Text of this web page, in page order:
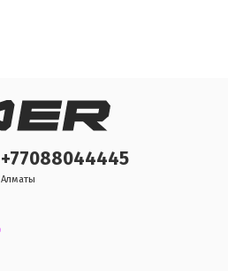
+77088044445
Алматы